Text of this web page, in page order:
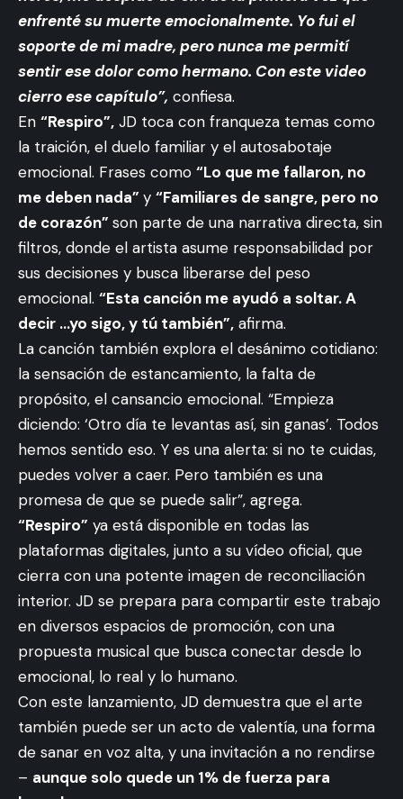
enfrenté su muerte emocionalmente. Yo fui el
soporte de mi madre, pero nunca me permití
sentir ese dolor como hermano. Con este video
cierro ese capítulo”, confiesa.
En “Respiro”, JD toca con franqueza temas como
la traición, el duelo familiar y el autosabotaje
emocional. Frases como “Lo que me fallaron, no
me deben nada” y “Familiares de sangre, pero no
de corazón” son parte de una narrativa directa, sin
filtros, donde el artista asume responsabilidad por
sus decisiones y busca liberarse del peso
emocional. “Esta canción me ayudó a soltar. A
decir …yo sigo, y tú también”, afirma.
La canción también explora el desánimo cotidiano:
la sensación de estancamiento, la falta de
propósito, el cansancio emocional. “Empieza
diciendo: ‘Otro día te levantas así, sin ganas’. Todos
hemos sentido eso. Y es una alerta: si no te cuidas,
puedes volver a caer. Pero también es una
promesa de que se puede salir”, agrega.
“Respiro” ya está disponible en todas las
plataformas digitales, junto a su vídeo oficial, que
cierra con una potente imagen de reconciliación
interior. JD se prepara para compartir este trabajo
en diversos espacios de promoción, con una
propuesta musical que busca conectar desde lo
emocional, lo real y lo humano.
Con este lanzamiento, JD demuestra que el arte
también puede ser un acto de valentía, una forma
de sanar en voz alta, y una invitación a no rendirse
– aunque solo quede un 1% de fuerza para